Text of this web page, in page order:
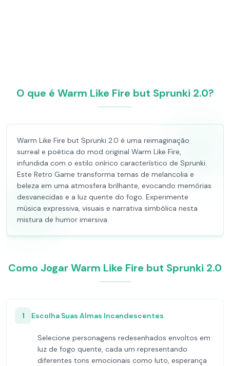
O que é Warm Like Fire but Sprunki 2.0?
Warm Like Fire but Sprunki 2.0 é uma reimaginação
surreal e poética do mod original Warm Like Fire,
infundida com o estilo onírico característico de Sprunki.
Este Retro Game transforma temas de melancolia e
beleza em uma atmosfera brilhante, evocando memórias
desvanecidas e a luz quente do fogo. Experimente
música expressiva, visuais e narrativa simbólica nesta
mistura de humor imersiva.
Como Jogar Warm Like Fire but Sprunki 2.0
1 Escolha Suas Almas Incandescentes
Selecione personagens redesenhados envoltos em
luz de fogo quente, cada um representando
diferentes tons emocionais como luto, esperança